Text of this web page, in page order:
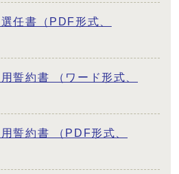
任書（PDF形式、
誓約書 （ワード形式、
誓約書 （PDF形式、